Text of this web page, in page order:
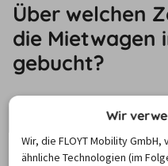
Über welchen
die Mietwagen
gebucht?
9,27 Tage .
Am längsten wurden
Wir
Wir, die FLOYT Mobility
ähnliche Technologien (im